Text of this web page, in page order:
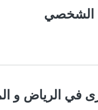
الشخصي
في الرياض و